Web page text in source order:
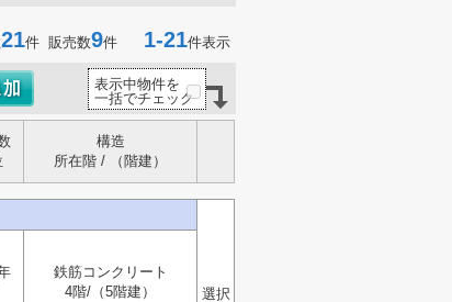
21件 販売数9件 1-21件表示
表示中物件を
一括でチェック
構造
所在階 / （階建）
選択
鉄筋コンクリート
4階/（5階建）